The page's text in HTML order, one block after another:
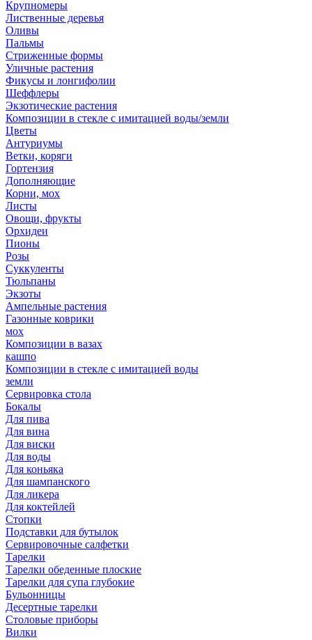
Крупномеры
Лиственные деревья
Оливы
Пальмы
Стриженные формы
Уличные растения
Фикусы и лонгифолии
Шеффлеры
Экзотические растения
Композиции в стекле с имитацией воды/земли
Цветы
Антуриумы
Ветки, коряги
Гортензия
Дополняющие
Корни, мох
Листы
Овощи, фрукты
Орхидеи
Пионы
Розы
Суккуленты
Тюльпаны
Экзоты
Ампельные растения
Газонные коврики
мох
Композиции в вазах
кашпо
Композиции в стекле с имитацией воды
земли
Сервировка стола
Бокалы
Для пива
Для вина
Для виски
Для воды
Для коньяка
Для шампанского
Для ликера
Для коктейлей
Стопки
Подставки для бутылок
Сервировочные салфетки
Тарелки
Тарелки обеденные плоские
Тарелки для супа глубокие
Бульонницы
Десертные тарелки
Столовые приборы
Вилки